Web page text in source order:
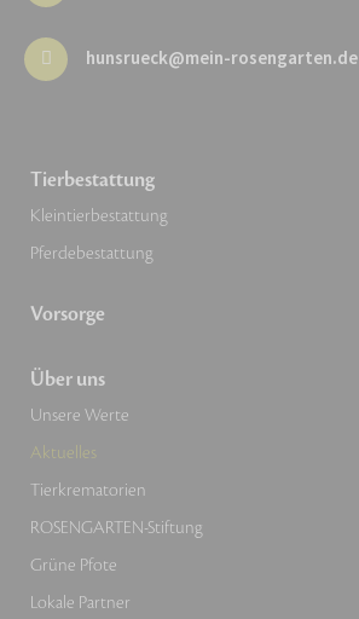
hunsrueck@mein-rosengarten.de
Tierbestattung
Kleintierbestattung
Pferdebestattung
Vorsorge
Über uns
Unsere Werte
Aktuelles
Tierkrematorien
ROSENGARTEN-Stiftung
Grüne Pfote
Lokale Partner